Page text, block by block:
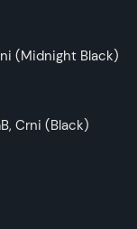
(Midnight Black)
Crni (Black)